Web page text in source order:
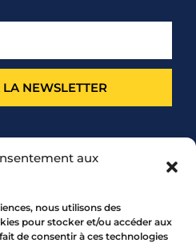
aux
nous utilisons des
pour stocker et/ou accéder aux
de consentir à ces technologies
NEWSLETTER